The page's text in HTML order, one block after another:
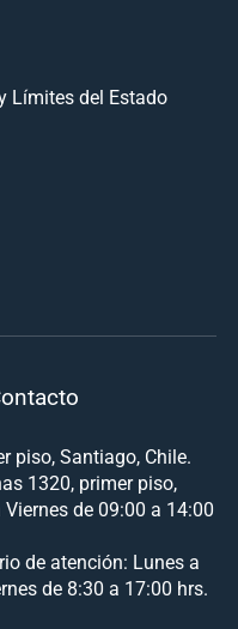
Límites del Estado
piso, Santiago, Chile.
1320, primer piso,
de 09:00 a 14:00
de atención: Lunes a
de 8:30 a 17:00 hrs.